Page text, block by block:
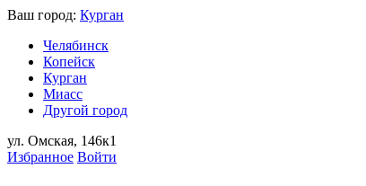
Ваш город: Курган
Челябинск
Копейск
Курган
Миасс
Другой город
ул. Омская, 146к1
Избранное Войти